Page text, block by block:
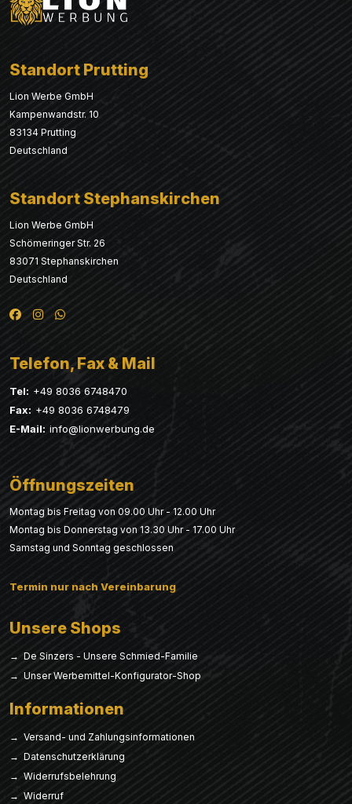
Standort Prutting
Lion Werbe GmbH
Kampenwandstr. 10
83134 Prutting
Deutschland
Standort Stephanskirchen
Lion Werbe GmbH
Schömeringer Str. 26
83071 Stephanskirchen
Deutschland
Telefon, Fax & Mail
Tel: +49 8036 6748470
Fax: +49 8036 6748479
E-Mail: info@lionwerbung.de
Öffnungszeiten
Montag bis Freitag von 09.00 Uhr - 12.00 Uhr
Montag bis Donnerstag von 13.30 Uhr - 17.00 Uhr
Samstag und Sonntag geschlossen
Termin nur nach Vereinbarung
Unsere Shops
→ De Sinzers - Unsere Schmied-Familie
→ Unser Werbemittel-Konfigurator-Shop
Informationen
→ Versand- und Zahlungsinformationen
→ Datenschutzerklärung
→ Widerrufsbelehrung
→ Widerruf